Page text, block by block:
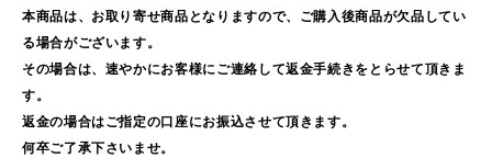
本商品は、お取り寄せ商品となりますので、ご購入後商品が欠品してい
る場合がございます。
その場合は、速やかにお客様にご連絡して返金手続きをとらせて頂きま
す。
返金の場合はご指定の口座にお振込させて頂きます。
何卒ご了承下さいませ。